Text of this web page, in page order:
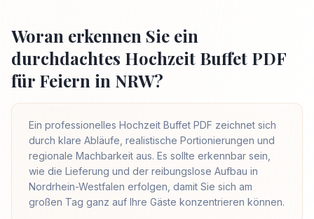
Woran erkennen Sie ein
durchdachtes Hochzeit Buffet PDF
für Feiern in NRW?
Ein professionelles Hochzeit Buffet PDF zeichnet sich
durch klare Abläufe, realistische Portionierungen und
regionale Machbarkeit aus. Es sollte erkennbar sein,
wie die Lieferung und der reibungslose Aufbau in
Nordrhein-Westfalen erfolgen, damit Sie sich am
großen Tag ganz auf Ihre Gäste konzentrieren können.